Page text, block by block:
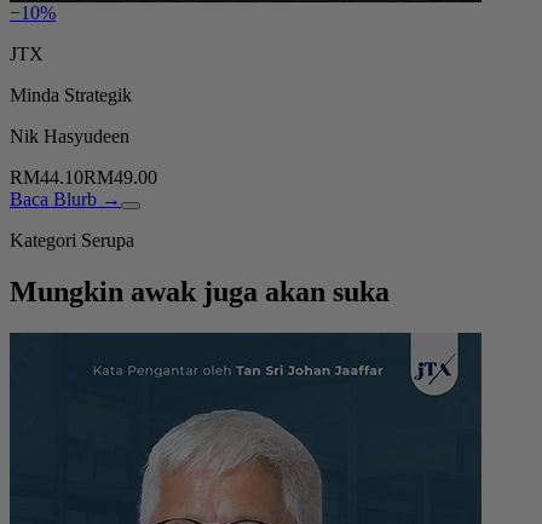
−10%
JTX
Minda Strategik
Nik Hasyudeen
RM44.10RM49.00
Baca Blurb →
Kategori Serupa
Mungkin awak juga akan suka